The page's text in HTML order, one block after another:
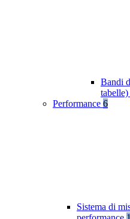
Bandi
tabelle)
Performance 6
Sistema di